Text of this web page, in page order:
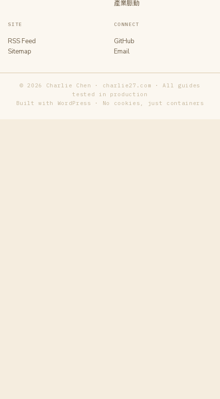
產業脈動
SITE
RSS Feed
Sitemap
CONNECT
GitHub
Email
© 2026 Charlie Chen · charlie27.com · All guides
tested in production
Built with WordPress · No cookies, just containers